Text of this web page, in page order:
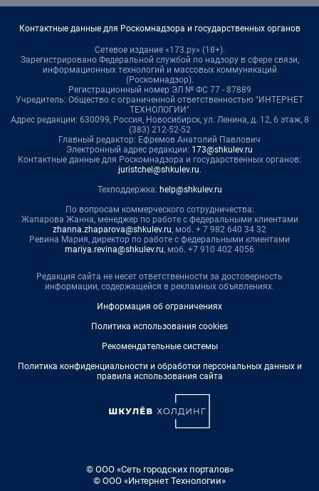
Контактные данные для Роскомнадзора и государственных органов
Сетевое издание «173.ру» (18+).
Зарегистрировано Федеральной службой по надзору в сфере связи,
информационных технологий и массовых коммуникаций
(Роскомнадзор).
Регистрационный номер ЭЛ № ФС 77 - 87889
Учредитель: Общество с ограниченной ответственностью "ИНТЕРНЕТ
ТЕХНОЛОГИИ"
Адрес редакции: 630099, Россия, Новосибирск, ул. Ленина, д. 12, 6 этаж, 8
(383) 212-52-52
Главный редактор: Ефремов Анатолий Павлович
Электронный адрес редакции: 173@shkulev.ru
Контактные данные для Роскомнадзора и государственных органов:
juristchel@shkulev.ru.
Техподдержка: help@shkulev.ru
По вопросам коммерческого сотрудничества:
Жапарова Жанна, менеджер по работе с федеральными клиентами
zhanna.zhaparova@shkulev.ru, моб. + 7 982 640 34 32
Ревина Мария, директор по работе с федеральными клиентами
mariya.revina@shkulev.ru, моб. +7 910 402 4056
Редакция сайта не несет ответственности за достоверность
информации, содержащейся в рекламных объявлениях.
Информация об ограничениях
Политика использования cookies
Рекомендательные системы
Политика конфиденциальности и обработки персональных данных и
правила использования сайта
© ООО «Сеть городских порталов»
© ООО «Интернет Технологии»